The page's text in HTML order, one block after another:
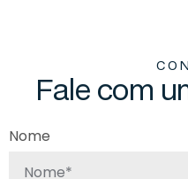
CO N
Fa e com u
Nome